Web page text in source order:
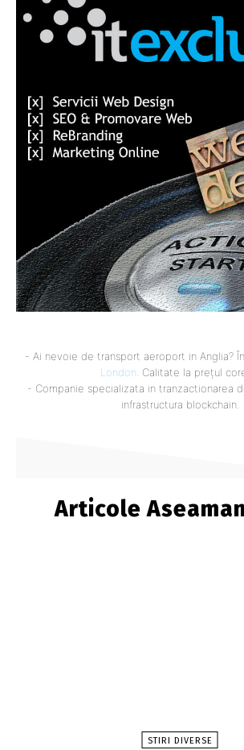
- Ai nevoie de transport aeroport in Anglia?
London. Calitate la prețul
- Companie specializata in tranzactionarea
infrastructura blockchain.
Articole
STIRI DIVERSE